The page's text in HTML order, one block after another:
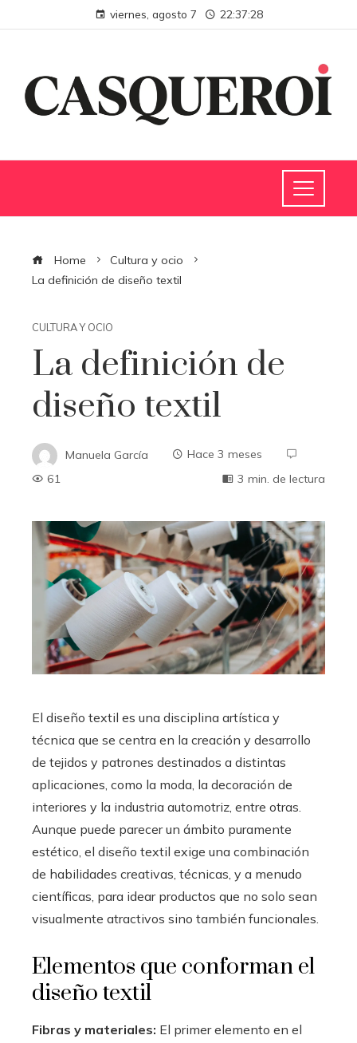
viernes, agosto 7 22:37:29
Home
Cultura y ocio
La definición de diseño textil
CULTURA Y OCIO
La definición de
diseño textil
Manuela García
Hace 3 meses
61
3 min. de lectura
El diseño textil es una disciplina artística y
técnica que se centra en la creación y desarrollo
de tejidos y patrones destinados a distintas
aplicaciones, como la moda, la decoración de
interiores y la industria automotriz, entre otras.
Aunque puede parecer un ámbito puramente
estético, el diseño textil exige una combinación
de habilidades creativas, técnicas, y a menudo
científicas, para idear productos que no solo sean
visualmente atractivos sino también funcionales.
Elementos que conforman el
diseño textil
Fibras y materiales: El primer elemento en el